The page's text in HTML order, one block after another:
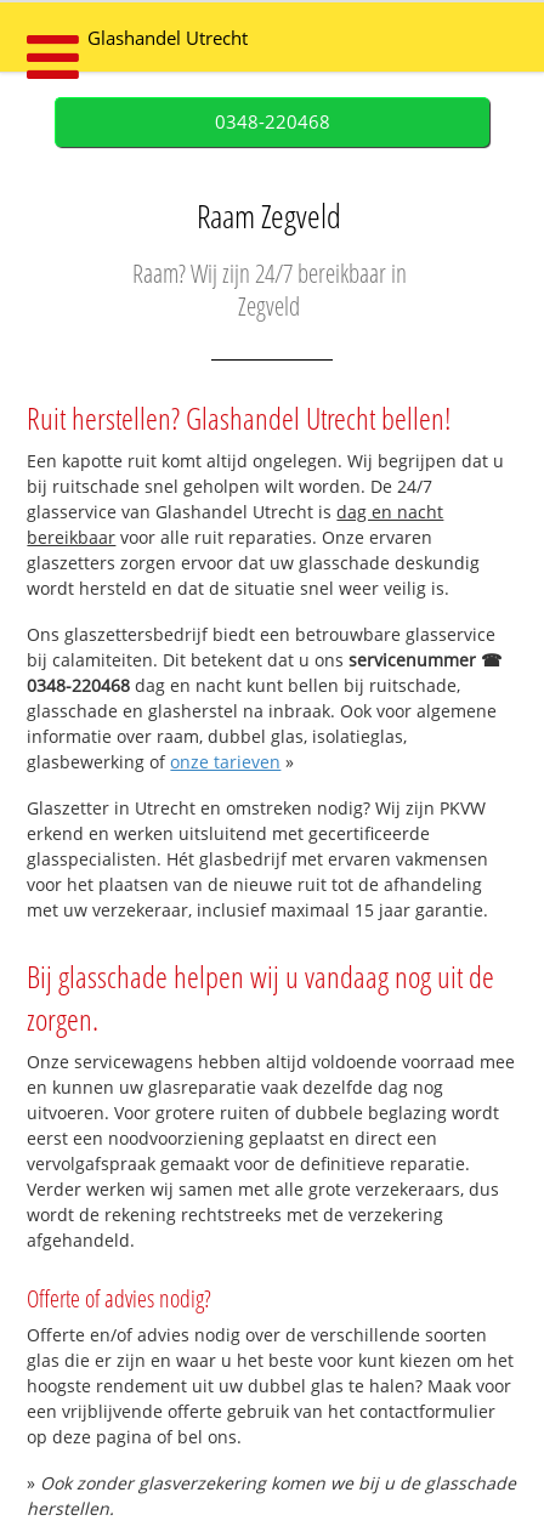
Glashandel Utrecht
0348-220468
Raam Zegveld
Raam? Wij zijn 24/7 bereikbaar in
Zegveld
Ruit herstellen? Glashandel Utrecht bellen!
Een kapotte ruit komt altijd ongelegen. Wij begrijpen dat u
bij ruitschade snel geholpen wilt worden. De 24/7
glasservice van Glashandel Utrecht isdag en nacht
bereikbaar voor alle ruit reparaties. Onze ervaren
glaszetters zorgen ervoor dat uw glasschade deskundig
wordt hersteld en dat de situatie snel weer veilig is.
Ons glaszettersbedrijf biedt een betrouwbare glasservice
bij calamiteiten. Dit betekent dat u onsservicenummer ☎
0348-220468 dag en nacht kunt bellen bij ruitschade,
glasschade en glasherstel na inbraak. Ook voor algemene
informatie over raam, dubbel glas, isolatieglas,
glasbewerking ofonze tarieven »
Glaszetter in Utrecht en omstreken nodig? Wij zijn PKVW
erkend en werken uitsluitend met gecertificeerde
glasspecialisten. Hét glasbedrijf met ervaren vakmensen
voor het plaatsen van de nieuwe ruit tot de afhandeling
met uw verzekeraar, inclusief maximaal 15 jaar garantie.
Bij glasschade helpen wij u vandaag nog uit de
zorgen.
Onze servicewagens hebben altijd voldoende voorraad mee
en kunnen uw glasreparatie vaak dezelfde dag nog
uitvoeren. Voor grotere ruiten of dubbele beglazing wordt
eerst een noodvoorziening geplaatst en direct een
vervolgafspraak gemaakt voor de definitieve reparatie.
Verder werken wij samen met alle grote verzekeraars, dus
wordt de rekening rechtstreeks met de verzekering
afgehandeld.
Offerte of advies nodig?
Offerte en/of advies nodig over de verschillende soorten
glas die er zijn en waar u het beste voor kunt kiezen om het
hoogste rendement uit uw dubbel glas te halen? Maak voor
een vrijblijvende offerte gebruik van het contactformulier
op deze pagina of bel ons.
» Ook zonder glasverzekering komen we bij u de glasschade
herstellen.